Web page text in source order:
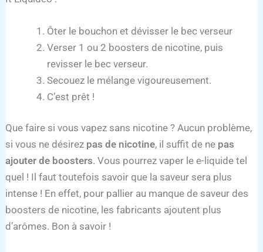
Ôter le bouchon et dévisser le bec verseur
Verser 1 ou 2 boosters de nicotine, puis
revisser le bec verseur.
Secouez le mélange vigoureusement.
C’est prêt !
Que faire si vous vapez sans nicotine ? Aucun problème,
si vous ne désirez pas de nicotine, il suffit de ne pas
ajouter de boosters. Vous pourrez vaper le e-liquide tel
quel ! Il faut toutefois savoir que la saveur sera plus
intense ! En effet, pour pallier au manque de saveur des
boosters de nicotine, les fabricants ajoutent plus
d’arômes. Bon à savoir !